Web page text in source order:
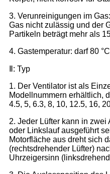
3. Verunreinigungen im
Gas nicht zulässig und der
Partikeln beträgt mehr als
4. Gastemperatur: darf 80
Ⅱ: Typ
1. Der Ventilator ist als
Modellnummern erhältlich,
4.5, 5, 6.3, 8, 10, 12.5, 16,
2. Jeder Lüfter kann in
oder Linkslauf ausgeführt
Motorfläche aus dreht sich
(rechtsdrehender Lüfter)
Uhrzeigersinn